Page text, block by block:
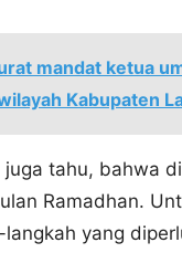
mandat ketua
Kabupaten
juga tahu, bahwa
Ramadhan.
yang